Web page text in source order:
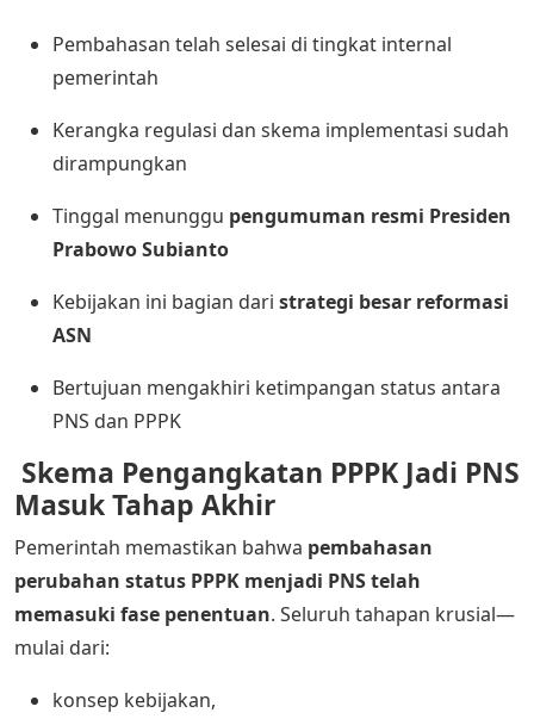
Pembahasan telah selesai di tingkat internal
pemerintah
Kerangka regulasi dan skema implementasi sudah
dirampungkan
Tinggal menunggu pengumuman resmi Presiden
Prabowo Subianto
Kebijakan ini bagian dari strategi besar reformasi
ASN
Bertujuan mengakhiri ketimpangan status antara
PNS dan PPPK
Skema Pengangkatan PPPK Jadi PNS
Masuk Tahap Akhir
Pemerintah memastikan bahwa pembahasan
perubahan status PPPK menjadi PNS telah
memasuki fase penentuan. Seluruh tahapan krusial—
mulai dari:
konsep kebijakan,